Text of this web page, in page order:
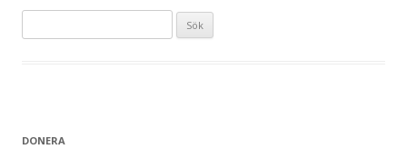
efter:
DONERA